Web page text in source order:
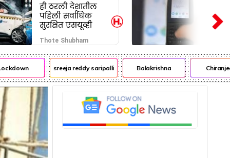
ही ठरली देशातील
पहिली सर्वाधिक
सुरक्षित एसयूव्ही
Thote Shubham
sreeja reddy saripalli Balakrishna Chiranjeevi